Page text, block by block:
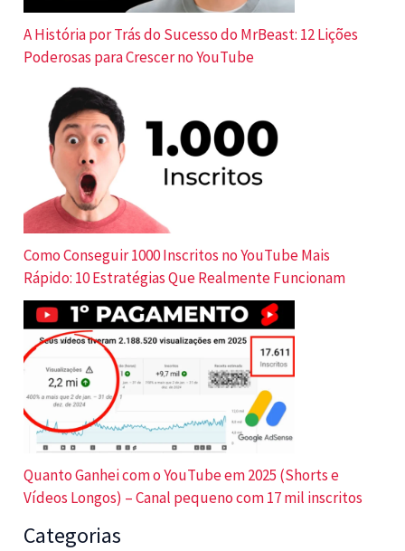
A História por Trás do Sucesso do MrBeast: 12 Lições
Poderosas para Crescer no YouTube
Como Conseguir 1000 Inscritos no YouTube Mais
Rápido: 10 Estratégias Que Realmente Funcionam
Quanto Ganhei com o YouTube em 2025 (Shorts e
Vídeos Longos) – Canal pequeno com 17 mil inscritos
Categorias